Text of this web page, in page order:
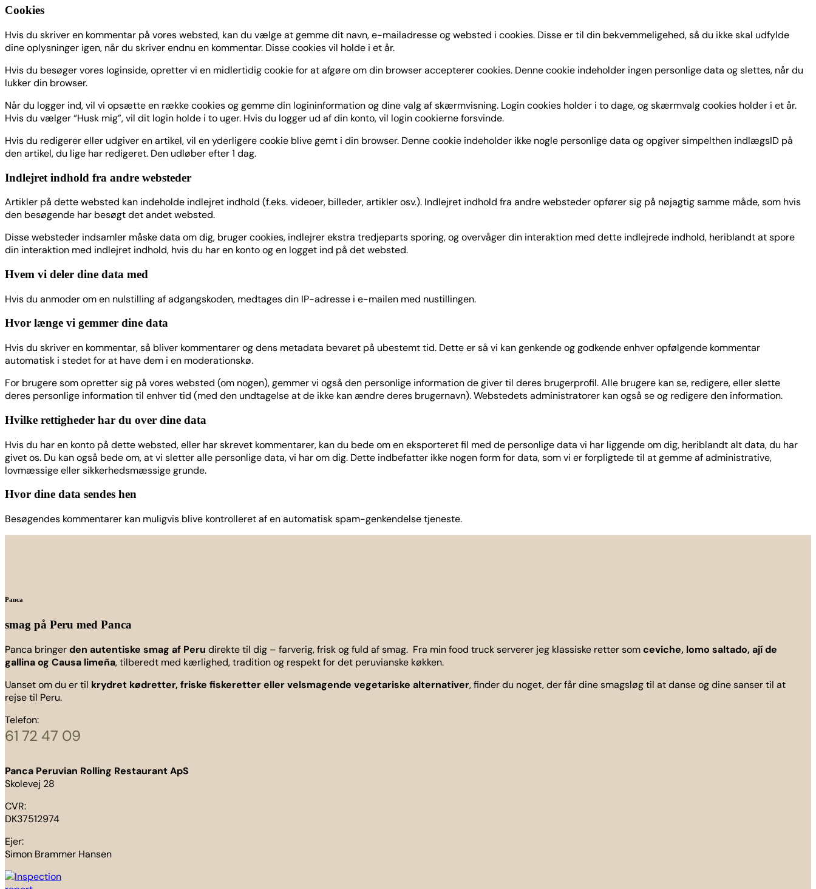
Cookies
Hvis du skriver en kommentar på vores websted, kan du vælge at gemme dit navn, e-mailadresse og websted i cookies. Disse er til din bekvemmeligehed, så du ikke skal udfylde
dine oplysninger igen, når du skriver endnu en kommentar. Disse cookies vil holde i et år.
Hvis du besøger vores loginside, opretter vi en midlertidig cookie for at afgøre om din browser accepterer cookies. Denne cookie indeholder ingen personlige data og slettes, når du
lukker din browser.
Når du logger ind, vil vi opsætte en række cookies og gemme din logininformation og dine valg af skærmvisning. Login cookies holder i to dage, og skærmvalg cookies holder i et år.
Hvis du vælger “Husk mig”, vil dit login holde i to uger. Hvis du logger ud af din konto, vil login cookierne forsvinde.
Hvis du redigerer eller udgiver en artikel, vil en yderligere cookie blive gemt i din browser. Denne cookie indeholder ikke nogle personlige data og opgiver simpelthen indlægsID på
den artikel, du lige har redigeret. Den udløber efter 1 dag.
Indlejret indhold fra andre websteder
Artikler på dette websted kan indeholde indlejret indhold (f.eks. videoer, billeder, artikler osv.). Indlejret indhold fra andre websteder opfører sig på nøjagtig samme måde, som hvis
den besøgende har besøgt det andet websted.
Disse websteder indsamler måske data om dig, bruger cookies, indlejrer ekstra tredjeparts sporing, og overvåger din interaktion med dette indlejrede indhold, heriblandt at spore
din interaktion med indlejret indhold, hvis du har en konto og en logget ind på det websted.
Hvem vi deler dine data med
Hvis du anmoder om en nulstilling af adgangskoden, medtages din IP-adresse i e-mailen med nustillingen.
Hvor længe vi gemmer dine data
Hvis du skriver en kommentar, så bliver kommentarer og dens metadata bevaret på ubestemt tid. Dette er så vi kan genkende og godkende enhver opfølgende kommentar
automatisk i stedet for at have dem i en moderationskø.
For brugere som opretter sig på vores websted (om nogen), gemmer vi også den personlige information de giver til deres brugerprofil. Alle brugere kan se, redigere, eller slette
deres personlige information til enhver tid (med den undtagelse at de ikke kan ændre deres brugernavn). Webstedets administratorer kan også se og redigere den information.
Hvilke rettigheder har du over dine data
Hvis du har en konto på dette websted, eller har skrevet kommentarer, kan du bede om en eksporteret fil med de personlige data vi har liggende om dig, heriblandt alt data, du har
givet os. Du kan også bede om, at vi sletter alle personlige data, vi har om dig. Dette indbefatter ikke nogen form for data, som vi er forpligtede til at gemme af administrative,
lovmæssige eller sikkerhedsmæssige grunde.
Hvor dine data sendes hen
Besøgendes kommentarer kan muligvis blive kontrolleret af en automatisk spam-genkendelse tjeneste.
Panca
smag på Peru med Panca
Panca bringerden autentiske smag af Peru direkte til dig – farverig, frisk og fuld af smag. Fra min food truck serverer jeg klassiske retter somceviche, lomo saltado, ají de
gallina og Causa limeña, tilberedt med kærlighed, tradition og respekt for det peruvianske køkken.
Uanset om du er til krydret kødretter, friske fiskeretter eller velsmagende vegetariske alternativer, finder du noget, der får dine smagsløg til at danse og dine sanser til at
rejse til Peru.
Telefon:
61 72 47 09
Panca Peruvian Rolling Restaurant ApS
Skolevej 28
CVR:
DK37512974
Ejer:
Simon Brammer Hansen